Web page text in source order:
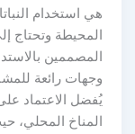
هي استخدام
المحيطة وتحتاج
المصممين
وجهات رائعة
يُفضل الاعتماد
المناخ المحلي،